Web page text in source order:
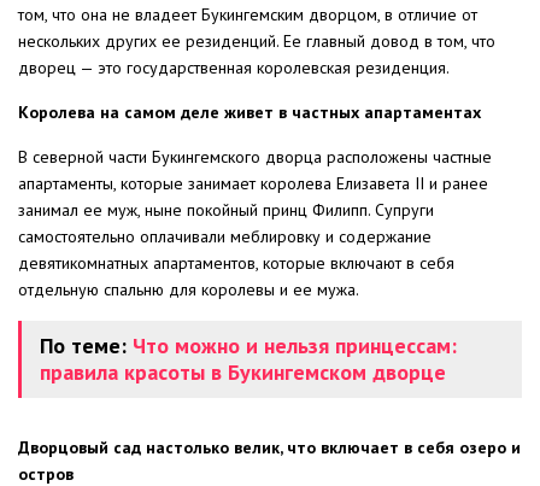
том, что она не владеет Букингемским дворцом, в отличие от
нескольких других ее резиденций. Ее главный довод в том, что
дворец — это государственная королевская резиденция.
Королева на самом деле живет в частных апартаментах
В северной части Букингемского дворца расположены частные
апартаменты, которые занимает королева Елизавета II и ранее
занимал ее муж, ныне покойный принц Филипп. Супруги
самостоятельно оплачивали меблировку и содержание
девятикомнатных апартаментов, которые включают в себя
отдельную спальню для королевы и ее мужа.
По теме: Что можно и нельзя принцессам:
правила красоты в Букингемском дворце
Дворцовый сад настолько велик, что включает в себя озеро и
остров